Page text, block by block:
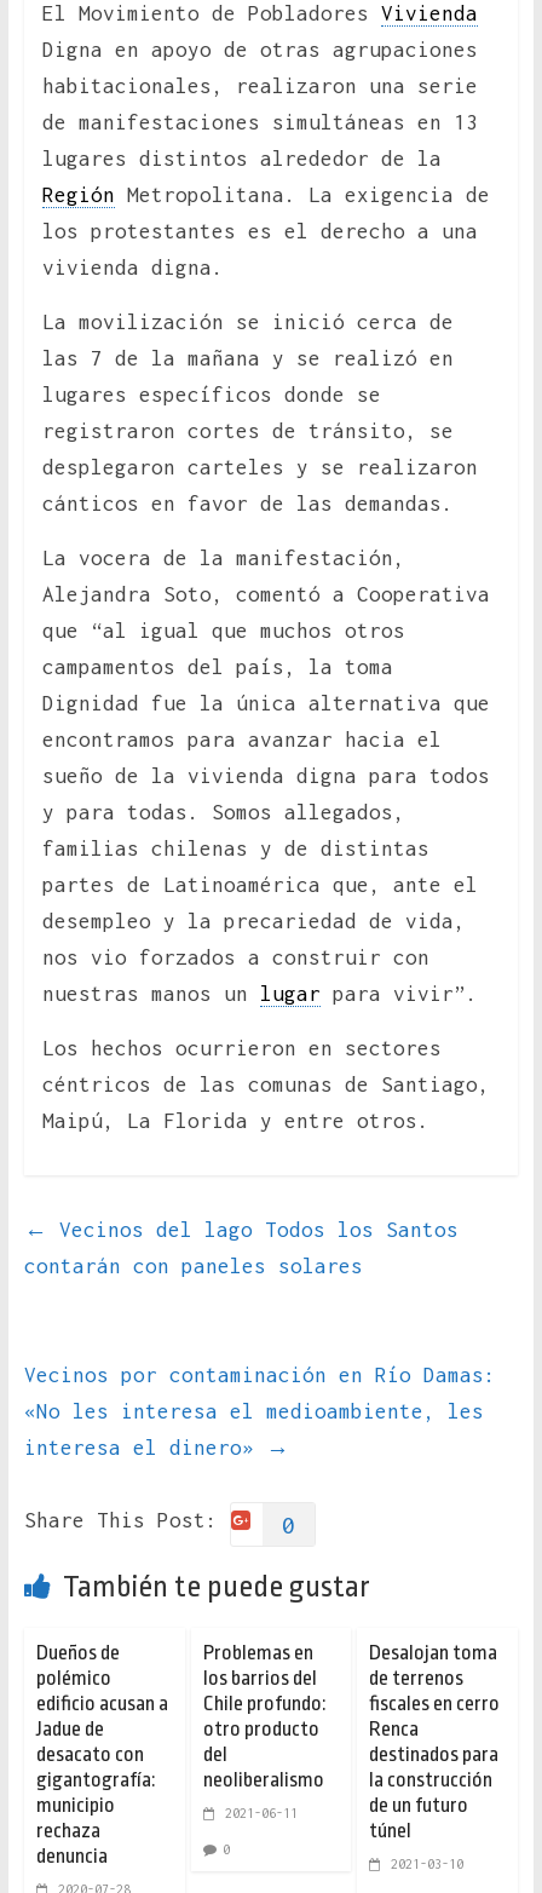
El Movimiento de Pobladores Vivienda
Digna en apoyo de otras agrupaciones
habitacionales, realizaron una serie
de manifestaciones simultáneas en 13
lugares distintos alrededor de la
Región Metropolitana. La exigencia de
los protestantes es el derecho a una
vivienda digna.
La movilización se inició cerca de
las 7 de la mañana y se realizó en
lugares específicos donde se
registraron cortes de tránsito, se
desplegaron carteles y se realizaron
cánticos en favor de las demandas.
La vocera de la manifestación,
Alejandra Soto, comentó a Cooperativa
que “al igual que muchos otros
campamentos del país, la toma
Dignidad fue la única alternativa que
encontramos para avanzar hacia el
sueño de la vivienda digna para todos
y para todas. Somos allegados,
familias chilenas y de distintas
partes de Latinoamérica que, ante el
desempleo y la precariedad de vida,
nos vio forzados a construir con
nuestras manos un lugar para vivir”.
Los hechos ocurrieron en sectores
céntricos de las comunas de Santiago,
Maipú, La Florida y entre otros.
←
Vecinos del lago Todos los Santos
contarán con paneles solares
Vecinos por contaminación en Río Damas:
«No les interesa el medioambiente, les
interesa el dinero»
→
Share This Post: 0
También te puede gustar
Dueños de
polémico
edificio acusan a
Jadue de
desacato con
gigantografía:
municipio
rechaza
denuncia
2020-07-28
Problemas en
los barrios del
Chile profundo:
otro producto
del
neoliberalismo
2021-06-11
0
Desalojan toma
de terrenos
fiscales en cerro
Renca
destinados para
la construcción
de un futuro
túnel
2021-03-10